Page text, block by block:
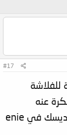
#17
عنه
الأوتيجي لا يمكنني من قرائة الفلاش ديسك في enie